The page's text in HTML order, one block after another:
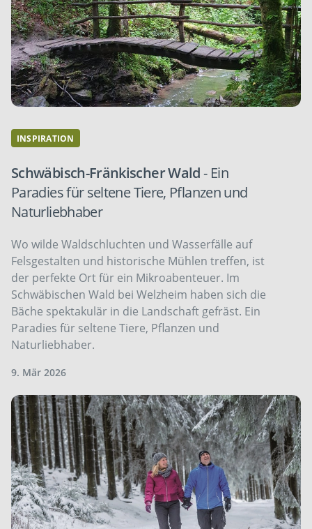
INSPIRATION
Schwäbisch-Fränkischer Wald- Ein
Paradies für seltene Tiere, Pflanzen und
Naturliebhaber
Wo wilde Waldschluchten und Wasserfälle auf
Felsgestalten und historische Mühlen treffen, ist
der perfekte Ort für ein Mikroabenteuer. Im
Schwäbischen Wald bei Welzheim haben sich die
Bäche spektakulär in die Landschaft gefräst. Ein
Paradies für seltene Tiere, Pflanzen und
Naturliebhaber.
9. Mär 2026